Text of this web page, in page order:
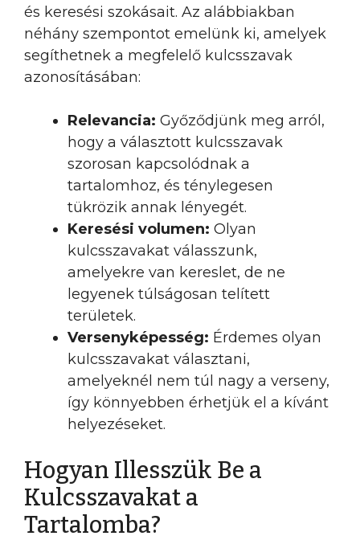
és keresési szokásait. Az alábbiakban
néhány szempontot emelünk ki, amelyek
segíthetnek a megfelelő kulcsszavak
azonosításában:
Relevancia: Győződjünk meg arról,
hogy a választott kulcsszavak
szorosan kapcsolódnak a
tartalomhoz, és ténylegesen
tükrözik annak lényegét.
Keresési volumen: Olyan
kulcsszavakat válasszunk,
amelyekre van kereslet, de ne
legyenek túlságosan telített
területek.
Versenyképesség: Érdemes olyan
kulcsszavakat választani,
amelyeknél nem túl nagy a verseny,
így könnyebben érhetjük el a kívánt
helyezéseket.
Hogyan Illesszük Be a
Kulcsszavakat a
Tartalomba?